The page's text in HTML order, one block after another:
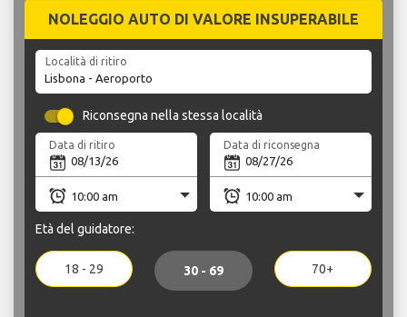
NOLEGGIO AUTO DI VALORE INSUPERABILE
Località di ritiro
Riconsegna nella stessa località
Data di ritiro Data di riconsegna
Età del guidatore:
18 - 29 30 - 69 70+